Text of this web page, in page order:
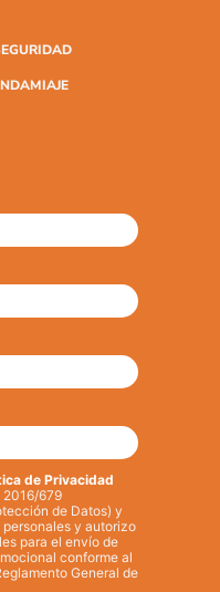
de Privacidad
2016/679
de Datos) y
y autorizo
para el envío de
conforme al
General de